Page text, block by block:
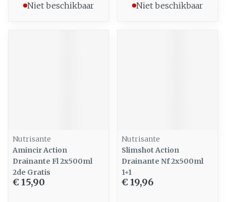
Niet beschikbaar Niet beschikbaar
Nutrisante
Amincir Action
Drainante Fl 2x500ml
2de Gratis
€ 15,90
Nutrisante
Slimshot Action
Drainante Nf 2x500ml
1+1
€ 19,96